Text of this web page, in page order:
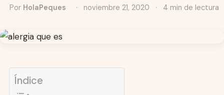
Por HolaPeques · noviembre 21, 2020 · 4 min de lectura
Índice